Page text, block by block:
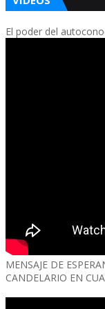
El poder del
MENSAJE DE
CANDELARIO EN